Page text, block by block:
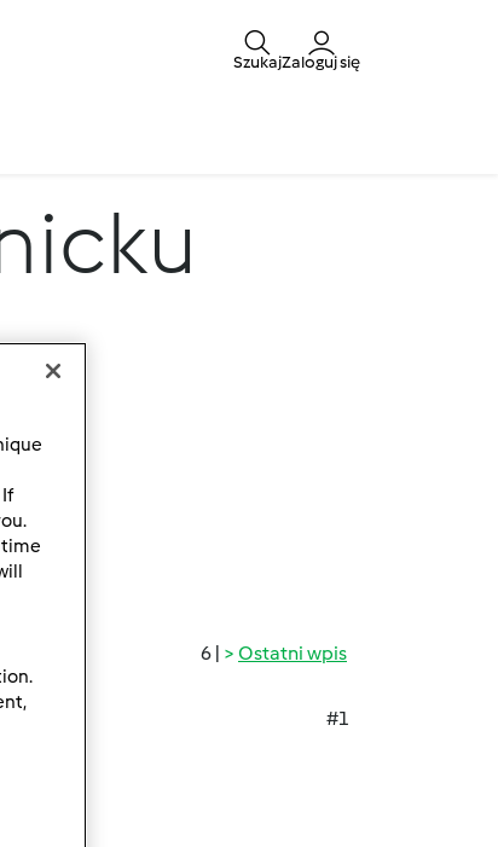
SzukajZaloguj się
6 | Ostatni wpis
#1
time